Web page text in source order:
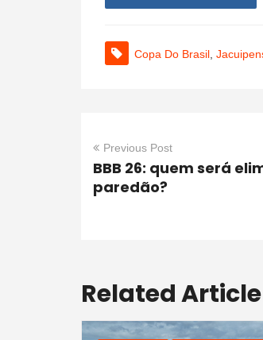
Copa Do Brasil
Previous Post
BBB 26: quem será
paredão?
Related Article